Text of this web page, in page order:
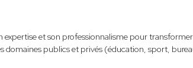
et son professionnalisme pour
domaines publics et privés (éducation, sport,